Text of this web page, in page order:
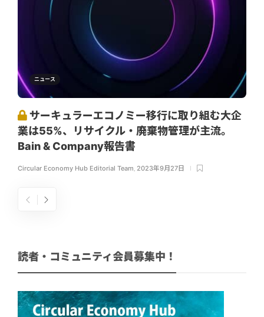
ニュース
サーキュラーエコノミー移行に取り組む大企
業は55%、リサイクル・廃棄物管理が主流。
Bain & Company報告書
Circular Economy Hub Editorial Team 2023年9月27日
読者・コミュニティ会員募集中！